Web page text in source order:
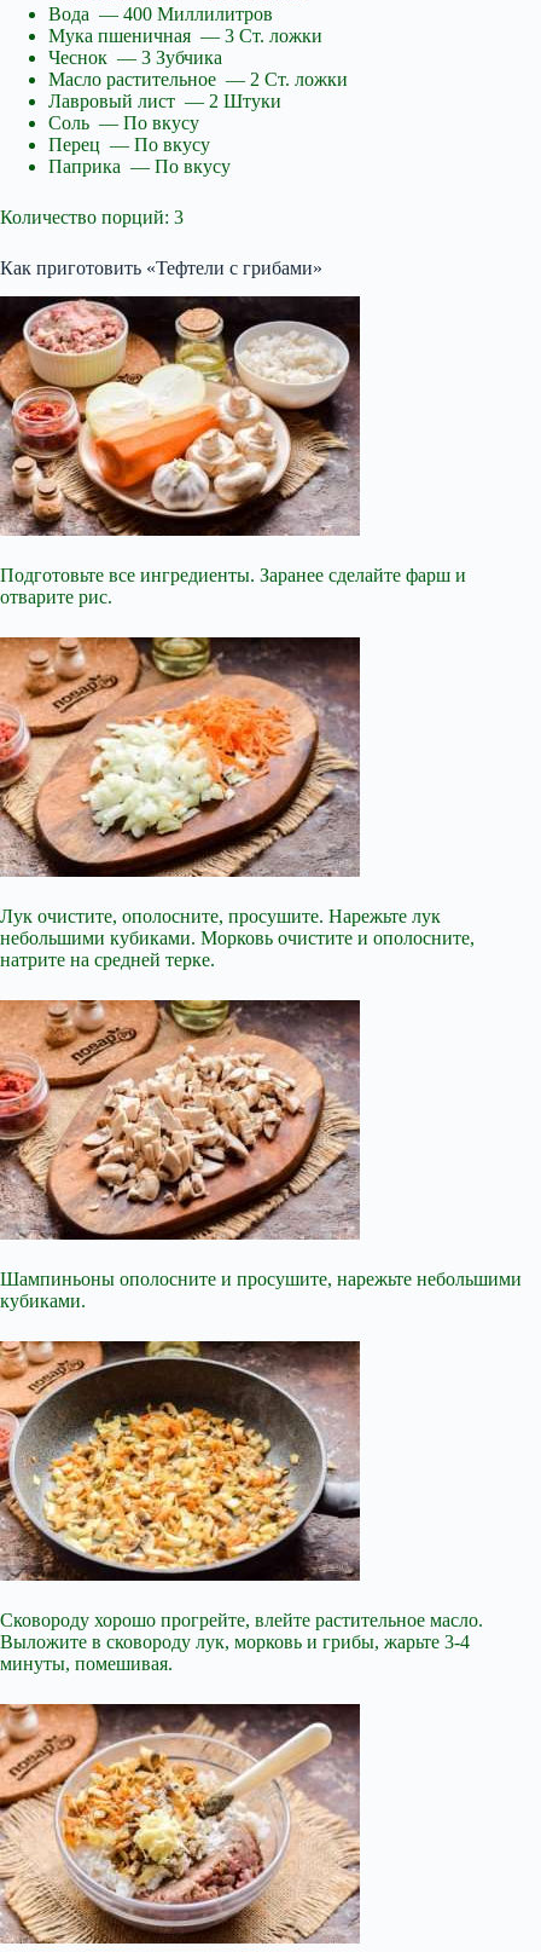
Вода — 400 Миллилитров
Мука пшеничная — 3 Ст. ложки
Чеснок — 3 Зубчика
Масло растительное — 2 Ст. ложки
Лавровый лист — 2 Штуки
Соль — По вкусу
Перец — По вкусу
Паприка — По вкусу
Количество порций: 3
Как приготовить «Тефтели с грибами»
Подготовьте все ингредиенты. Заранее сделайте фарш и
отварите рис.
Лук очистите, ополосните, просушите. Нарежьте лук
небольшими кубиками. Морковь очистите и ополосните,
натрите на средней терке.
Шампиньоны ополосните и просушите, нарежьте небольшими
кубиками.
Сковороду хорошо прогрейте, влейте растительное масло.
Выложите в сковороду лук, морковь и грибы, жарьте 3-4
минуты, помешивая.